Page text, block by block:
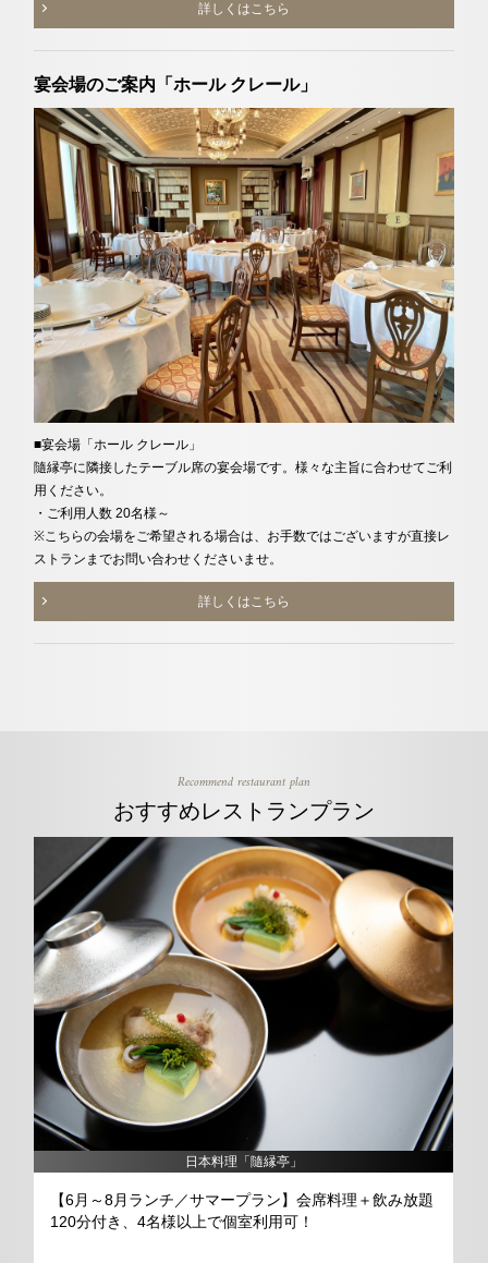
詳しくはこちら
宴会場のご案内「ホール クレール」
■宴会場「ホール クレール」
隨縁亭に隣接したテーブル席の宴会場です。様々な主旨に合わせてご利
用ください。
・ご利用人数 20名様～
※こちらの会場をご希望される場合は、お手数ではございますが直接レ
ストランまでお問い合わせくださいませ。
詳しくはこちら
Recommend restaurant plan
おすすめレストランプラン
飲み放題
日本料理「隨縁亭」
【6月～8月ディナー／夕涼みプラン】会席料理＋飲
題120分付き、4名様以上で個室利用可！